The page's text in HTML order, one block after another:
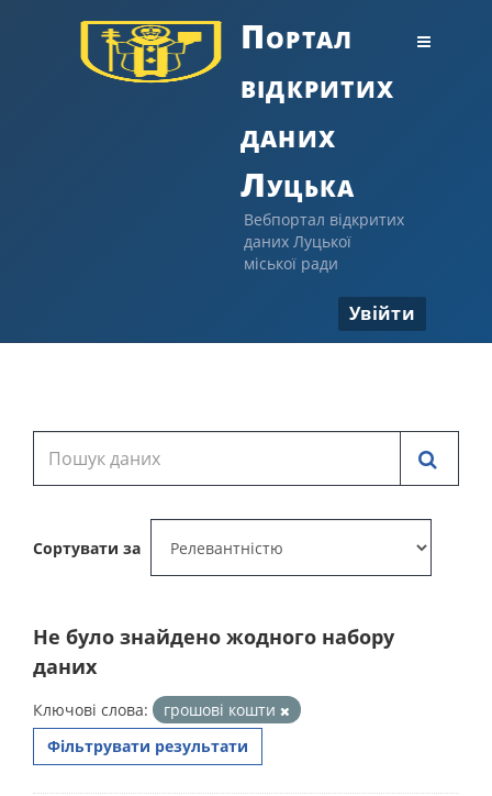
Портал
відкритих
даних
Луцька
Вебпортал відкритих
даних Луцької
міської ради
Увійти
Сортувати за
Не було знайдено жодного набору
даних
Ключові слова:
грошові кошти
Фільтрувати результати